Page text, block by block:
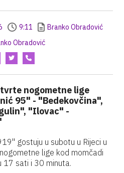
9:11
Branko Obradović
Obradović
nogometne lige
95" - "Bedekovčina",
"Ilovac" -
gostuju u subotu u Rijeci u
lige kod momčadi
17 sati i 30 minuta.